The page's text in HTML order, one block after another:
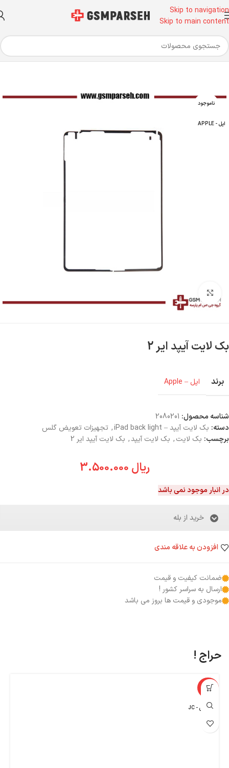
Skip to navigation
Skip to main content
خانه تجهیزات تعویض گلس بک لایت آیپد – iPad back light
ناموجود
اپل - APPLE
بزرگنمایی تصویر
بک لایت آیپد ایر 2
برند اپل – Apple
شناسه محصول: 2080201
دسته: بک لایت آیپد – iPad back light , تجهیزات تعویض گلس
برچسب: بک لایت, بک لایت آیپد, بک لایت آیپد ایر 2
ریال
در انبار موجود نمی باشد
خرید از بله
افزودن به علاقه مندی
ضمانت کیفیت و قیمت
ارسال به سراسر کشور !
موجودی و قیمت ها بروز می باشد
حراج !
-33%
جی سی - JC